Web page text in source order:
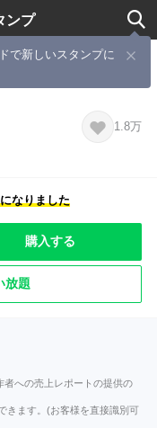
ンプ
で新しいスタンプに
マ4
1.8万
なりました
購入する
放題
者への売上レポートの提供の
きます。(お客様を直接識別可